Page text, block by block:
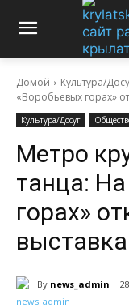
Домой Культура/
«Воробьевых горах»
Культура/Досуг
Метро
танца:
горах»
выставка
By news_admin